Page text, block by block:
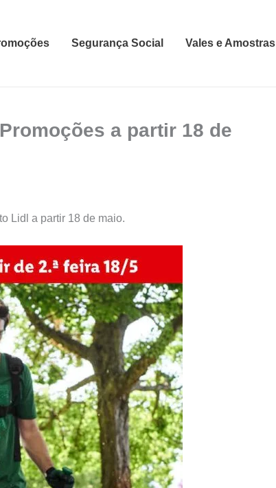
Segurança Social Vales e Amostras
a partir 18 de
Lidl a partir 18 de maio.